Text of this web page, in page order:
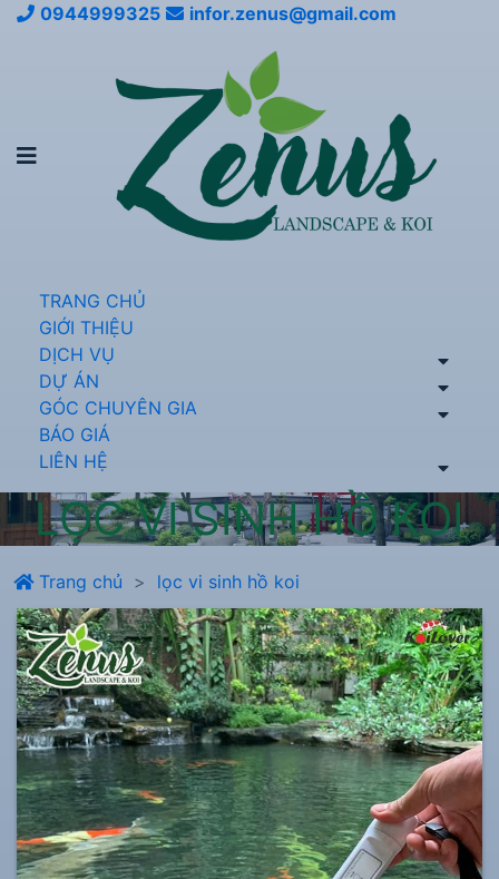
0944999325 infor.zenus@gmail.com
TRANG CHỦ
GIỚI THIỆU
DỊCH VỤ
DỰ ÁN
GÓC CHUYÊN GIA
BÁO GIÁ
LIÊN HỆ
LỌC VI SINH HỒ KOI
Trang chủ lọc vi sinh hồ koi